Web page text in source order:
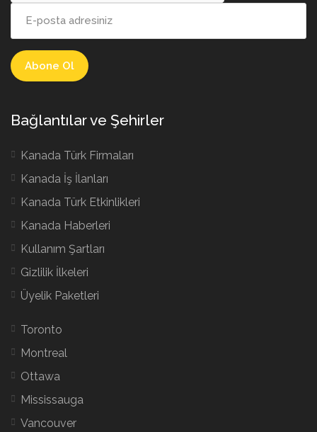
Bağlantılar ve Şehirler
Kanada Türk Firmaları
Kanada İş İlanları
Kanada Türk Etkinlikleri
Kanada Haberleri
Kullanım Şartları
Gizlilik İlkeleri
Üyelik Paketleri
Toronto
Montreal
Ottawa
Mississauga
Vancouver